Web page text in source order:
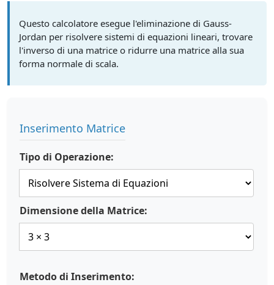
Questo calcolatore esegue l'eliminazione di Gauss-
Jordan per risolvere sistemi di equazioni lineari, trovare
l'inverso di una matrice o ridurre una matrice alla sua
forma normale di scala.
Inserimento Matrice
Tipo di Operazione:
Dimensione della Matrice:
Metodo di Inserimento: